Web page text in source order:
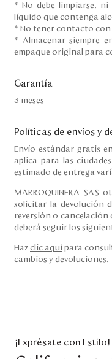
* No debe limpiarse,
líquido que contenga
* No tener contacto
* Almacenar siempre
empaque original para
Garantía
3 meses
Políticas de envíos y
Envío estándar gratis
aplica para las
estimado de entrega
MARROQUINERA
solicitar la devolución
reversión o cancelación
deberá seguir los
Haz clic aquí para
cambios y devoluciones.
¡Exprésate con Estilo!